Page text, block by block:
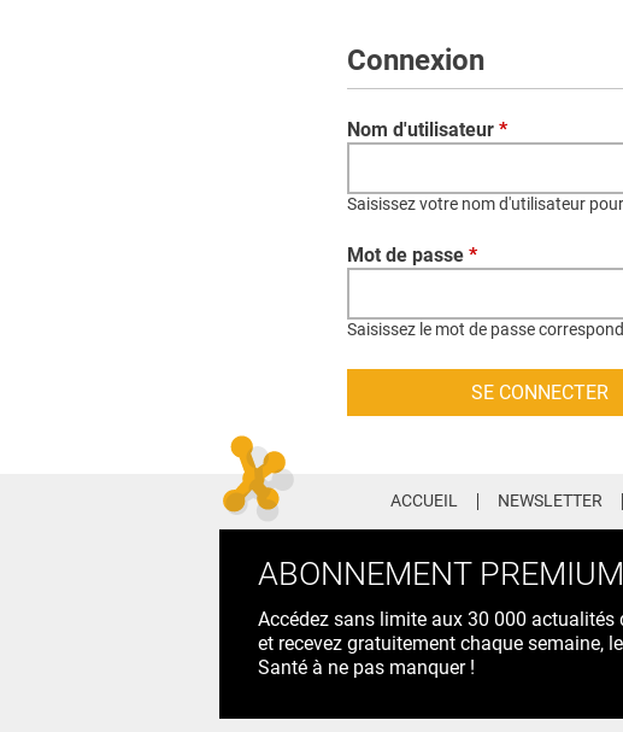
Connexion
Nom d'utilisateur *
Saisissez votre nom d'utilisateur
Mot de passe *
Saisissez le mot de passe
ACCUEIL NEWSLETTER
ABONNEMENT PREMIUM
Accédez sans limite aux 30 000 actualités
et recevez gratuitement chaque semaine,
Santé à ne pas manquer !